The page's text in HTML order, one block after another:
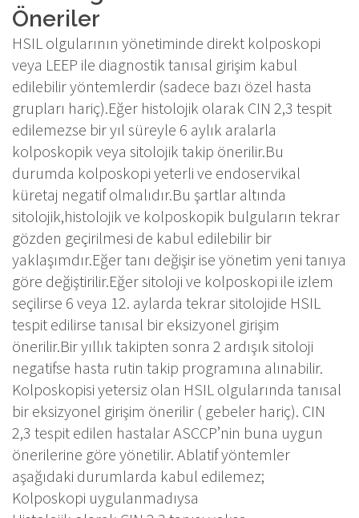
Öneriler
HSIL olgularının yönetiminde direkt kolposkopi
veya LEEP ile diagnostik tanısal girişim kabul
edilebilir yöntemlerdir (sadece bazı özel hasta
grupları hariç).Eğer histolojik olarak CIN 2,3 tespit
edilemezse bir yıl süreyle 6 aylık aralarla
kolposkopik veya sitolojik takip önerilir.Bu
durumda kolposkopi yeterli ve endoservikal
küretaj negatif olmalıdır.Bu şartlar altında
sitolojik,histolojik ve kolposkopik bulguların tekrar
gözden geçirilmesi de kabul edilebilir bir
yaklaşımdır.Eğer tanı değişir ise yönetim yeni tanıya
göre değiştirilir.Eğer sitoloji ve kolposkopi ile izlem
seçilirse 6 veya 12. aylarda tekrar sitolojide HSIL
tespit edilirse tanısal bir eksizyonel girişim
önerilir.Bir yıllık takipten sonra 2 ardışık sitoloji
negatifse hasta rutin takip programına alınabilir.
Kolposkopisi yetersiz olan HSIL olgularında tanısal
bir eksizyonel girişim önerilir ( gebeler hariç). CIN
2,3 tespit edilen hastalar ASCCP’nin buna uygun
önerilerine göre yönetilir. Ablatif yöntemler
aşağıdaki durumlarda kabul edilemez;
Kolposkopi uygulanmadıysa